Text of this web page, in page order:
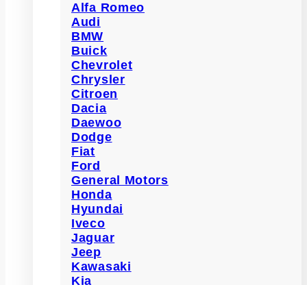
Alfa Romeo
Audi
BMW
Buick
Chevrolet
Chrysler
Citroen
Dacia
Daewoo
Dodge
Fiat
Ford
General Motors
Honda
Hyundai
Iveco
Jaguar
Jeep
Kawasaki
Kia